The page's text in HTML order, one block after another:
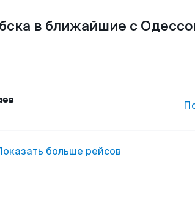
в ближайшие с
больше рейсов